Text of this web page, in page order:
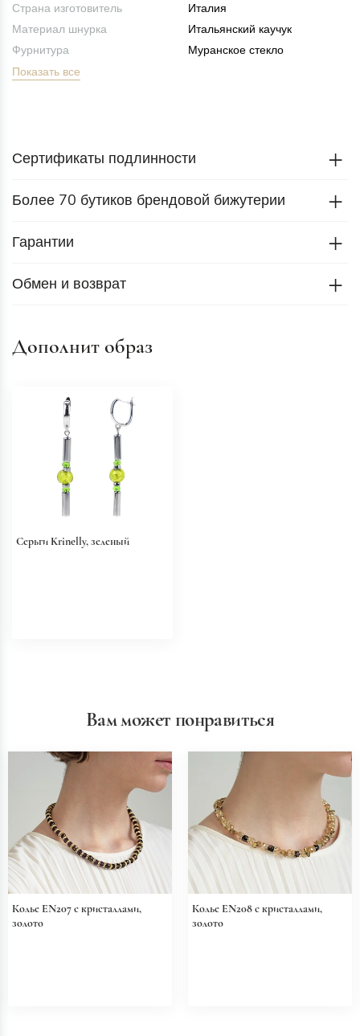
Страна изготовитель
Италия
Материал шнурка
Итальянский каучук
Фурнитура
Муранское стекло
Показать все
Сертификаты подлинности
Более 70 бутиков брендовой бижутерии
Гарантии
Обмен и возврат
Дополнит образ
Серьги Krinelly, зеленый
Вам может понравиться
Колье EN207 с кристаллами,
золото
Колье EN208 с кристаллами,
золото